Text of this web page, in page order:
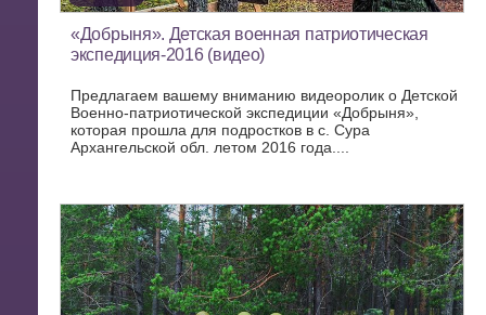
«Добрыня». Детская военная патриотическая
экспедиция-2016 (видео)
Предлагаем вашему вниманию видеоролик о Детской
Военно-патриотической экспедиции «Добрыня»,
которая прошла для подростков в с. Сура
Архангельской обл. летом 2016 года....